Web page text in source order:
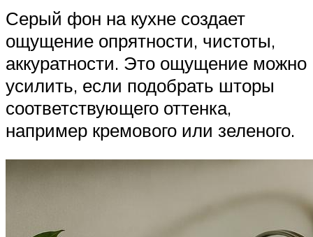
Серый фон на кухне создает
ощущение опрятности, чистоты,
аккуратности. Это ощущение можно
усилить, если подобрать шторы
соответствующего оттенка,
например кремового или зеленого.